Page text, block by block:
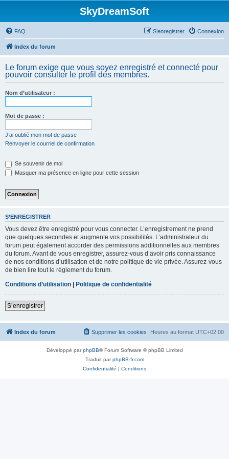
SkyDreamSoft
FAQ Connexion
S’enregistrer
Index du forum
Le forum exige que vous soyez enregistré et connecté pour
pouvoir consulter le profil des membres.
Nom d’utilisateur :
Mot de passe :
J’ai oublié mon mot de passe
Renvoyer le courriel de confirmation
Se souvenir de moi
Masquer ma présence en ligne pour cette session
S’ENREGISTRER
Vous devez être enregistré pour vous connecter. L’enregistrement ne prend
que quelques secondes et augmente vos possibilités. L’administrateur du
forum peut également accorder des permissions additionnelles aux membres
du forum. Avant de vous enregistrer, assurez-vous d’avoir pris connaissance
de nos conditions d’utilisation et de notre politique de vie privée. Assurez-vous
de bien lire tout le règlement du forum.
Conditions d’utilisation | Politique de confidentialité
S’enregistrer
Index du forum Heures au format UTC+02:00
Supprimer les cookies
Développé parphpBB® Forum Software © phpBB Limited
Traduit parphpBB-fr.com
Confidentialité | Conditions